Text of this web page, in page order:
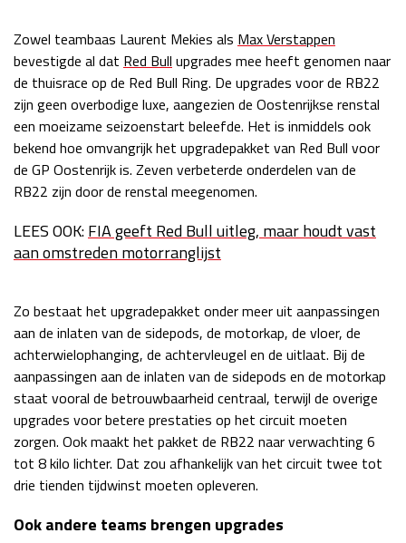
Kwalificatie
za 22:00 - 23:00
Race
zo 21:00 - 23:00
LAS VEGAS GRAND PRIX 2026
Kwalificatie
za 05:00 - 06:00
Race
zo 05:00 - 07:00
Kwalificatie
za 19:00 - 20:00
Race
zo 17:00 - 19:00
GP ABU DHABI 2026 04 - 06 dec
Race
zo 14:00 - 16:00
Zowel teambaas Laurent Mekies als Max Verstappen
bevestigde al dat Red Bull upgrades mee heeft genomen naar
de thuisrace op de Red Bull Ring. De upgrades voor de RB22
zijn geen overbodige luxe, aangezien de Oostenrijkse renstal
een moeizame seizoenstart beleefde. Het is inmiddels ook
bekend hoe omvangrijk het upgradepakket van Red Bull voor
de GP Oostenrijk is. Zeven verbeterde onderdelen van de
RB22 zijn door de renstal meegenomen.
LEES OOK:FIA geeft Red Bull uitleg, maar houdt vast
aan omstreden motorranglijst
Zo bestaat het upgradepakket onder meer uit aanpassingen
aan de inlaten van de sidepods, de motorkap, de vloer, de
achterwielophanging, de achtervleugel en de uitlaat. Bij de
aanpassingen aan de inlaten van de sidepods en de motorkap
staat vooral de betrouwbaarheid centraal, terwijl de overige
upgrades voor betere prestaties op het circuit moeten
zorgen. Ook maakt het pakket de RB22 naar verwachting 6
tot 8 kilo lichter. Dat zou afhankelijk van het circuit twee tot
drie tienden tijdwinst moeten opleveren.
Ook andere teams brengen upgrades